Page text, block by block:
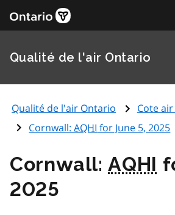
Qualité de l'air Ontario
Qualité de l'air Ontario Cote
Cornwall:AQHI for June 5, 2025
Cornwall:AQHI
2025